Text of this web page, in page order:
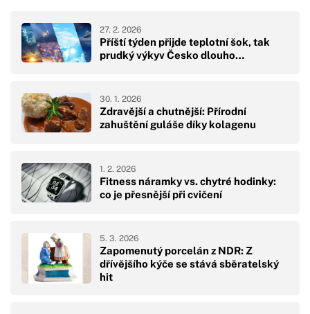
Příští týden přijde teplotní šok, tak
prudký výkyv Česko dlouho…
27. 2. 2026
Zdravější a chutnější: Přírodní
zahuštění guláše díky kolagenu
30. 1. 2026
Fitness náramky vs. chytré hodinky:
co je přesnější při cvičení
1. 2. 2026
Zapomenutý porcelán z NDR: Z
dřívějšího kýče se stává sběratelský
hit
5. 3. 2026